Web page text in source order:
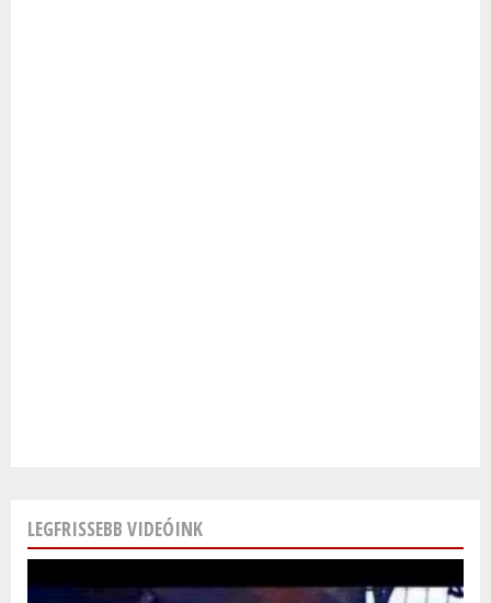
LEGFRISSEBB VIDEÓINK